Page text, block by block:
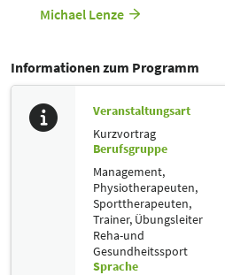
Michael Lenze
Informationen zum Programm
Veranstaltungsart
Kurzvortrag
Berufsgruppe
Management,
Physiotherapeuten,
Sporttherapeuten,
Trainer, Übungsleiter
Reha-und
Gesundheitssport
Sprache